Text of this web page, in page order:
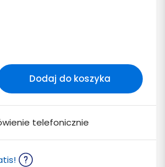
Dodaj do koszyka
telefonicznie